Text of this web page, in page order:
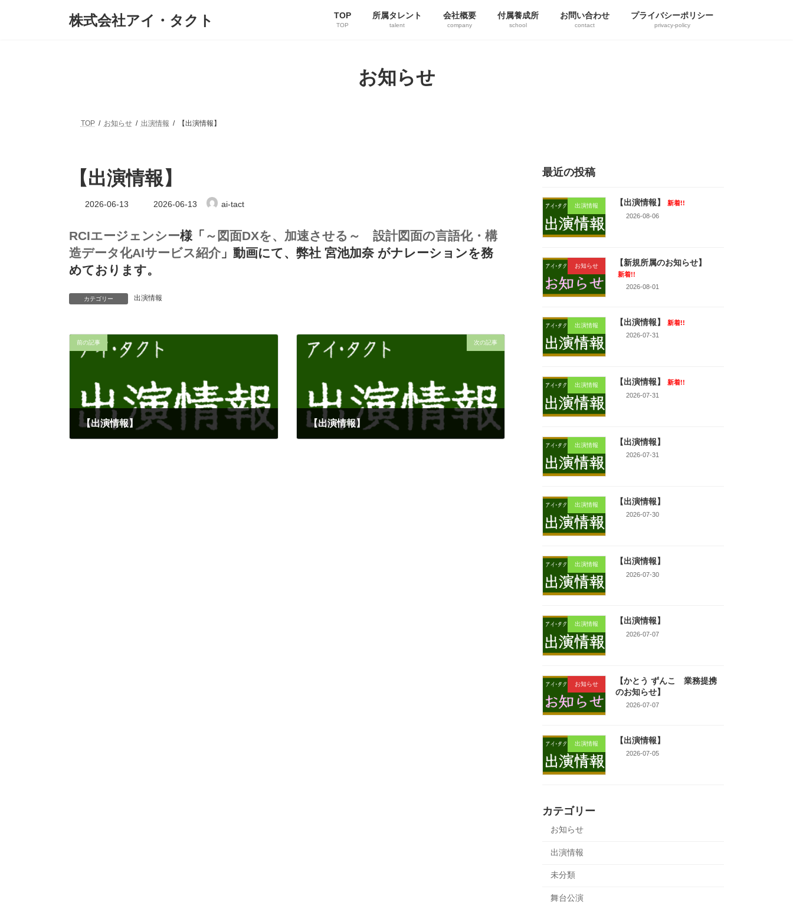
株式会社アイ・タクト TOP
TOP
所属タレント
talent
会社概要
company
付属養成所
school
お問い合わせ
contact
プライバシーポリシー
privacy-policy
お知らせ
TOP お知らせ 出演情報 【出演情報】
【出演情報】
2026-06-13
最
終
新
日
時
2026-06-13 ai-tact
RCIエージェンシー様「 ～図面DXを、加速させる～ 設計図面の言語化・構
造データ化AIサービス紹介 」動画にて、弊社 宮池加奈 がナレーションを務
めております。
カテゴリー 出演情報
前の記事
【出演情報】
次の記事
【出演情報】
最近の投稿
出演情報 【出演情報】
新着!!
2026-08-06
お知らせ 【新規所属のお知らせ】
新着!!
2026-08-01
出演情報 【出演情報】
新着!!
2026-07-31
出演情報 【出演情報】
新着!!
2026-07-31
出演情報 【出演情報】
2026-07-31
出演情報 【出演情報】
2026-07-30
出演情報 【出演情報】
2026-07-30
出演情報 【出演情報】
2026-07-07
お知らせ
【かとう ずんこ 業務提携
のお知らせ】
2026-07-07
出演情報 【出演情報】
2026-07-05
カテゴリー
お知らせ
出演情報
未分類
舞台公演